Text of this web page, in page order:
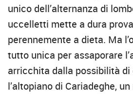
unico dell’alternanza di
uccelletti mette a dura
perennemente a dieta. Ma
tutto unica per assaporare
arricchita dalla possibilità di
l’altopiano di Cariadeghe,